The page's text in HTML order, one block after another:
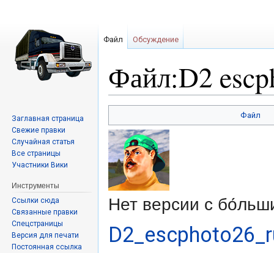
Файл:D2
к
навигации
к
поиску
Файл
Нет версии с
Файл Обсуждение
Заглавная страница
Свежие правки
Случайная статья
Все страницы
Участники Вики
Инструменты
Ссылки сюда
Связанные правки
Спецстраницы
Версия для печати
Постоянная ссылка